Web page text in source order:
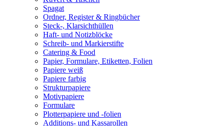
Spagat
Ordner, Register & Ringbücher
Steck-, Klarsichthüllen
Haft- und Notizblöcke
Schreib- und Markierstifte
Catering & Food
Papier, Formulare, Etiketten, Folien
Papiere weiß
Papiere farbig
Strukturpapiere
Motivpapiere
Formulare
Plotterpapiere und -folien
Additions- und Kassarollen